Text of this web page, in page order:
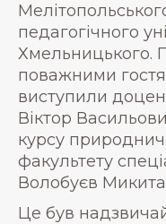
педагогічного
Хмельницького.
поважними
виступили
Віктор
курсу
факультету
Волобуєв Микита
Це був